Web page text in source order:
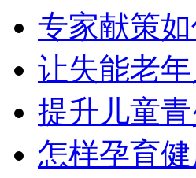
专家献策
让失能老
提升儿童
怎样孕育